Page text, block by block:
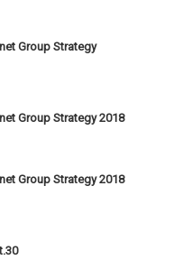
Group Strategy
Group Strategy 2018
Group Strategy 2018